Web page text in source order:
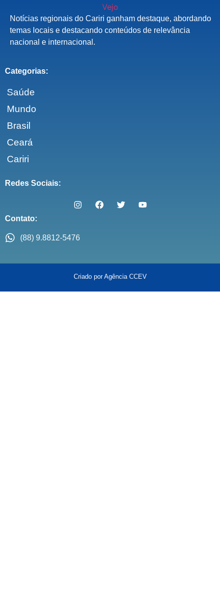
Notícias regionais do Cariri ganham destaque, abordando
temas locais e destacando conteúdos de relevância
nacional e internacional.
Categorias:
Saúde
Mundo
Brasil
Ceará
Cariri
Redes Sociais:
Contato:
(88) 9.8812-5476
Criado por Agência CCEV